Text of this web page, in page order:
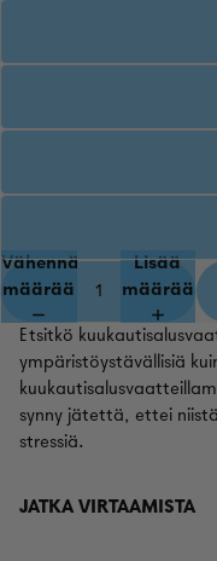
Vähennä
määrää
Lisää
määrää
Etsitkö
ympäristöystävällisiä
synny jätettä, ettei
stressiä.
JATKA VIRTAAMISTA